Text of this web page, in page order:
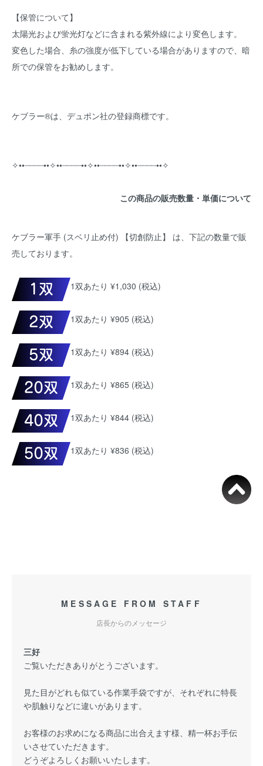
【保管について】
太陽光および蛍光灯などに含まれる紫外線により変色します。
変色した場合、糸の強度が低下している場合がありますので、暗
所での保管をお勧めします。
ケブラー®は、デュポン社の登録商標です。
✧••┈┈┈┈••✧••┈┈┈┈••✧••┈┈┈┈••✧••┈┈┈┈••✧
この商品の販売数量・単価について
ケブラー軍手 (スベリ止め付) 【切創防止】 は、下記の数量で販
売しております。
1双あたり ¥1,030 (税込)
1双あたり ¥905 (税込)
1双あたり ¥894 (税込)
1双あたり ¥865 (税込)
1双あたり ¥844 (税込)
1双あたり ¥836 (税込)
MESSAGE FROM STAFF
店長からのメッセージ
三好
ご覧いただきありがとうございます。
見た目がどれも似ている作業手袋ですが、それぞれに特長
や肌触りなどに違いがあります。
お客様のお求めになる商品に出合えます様、精一杯お手伝
いさせていただきます。
どうぞよろしくお願いいたします。